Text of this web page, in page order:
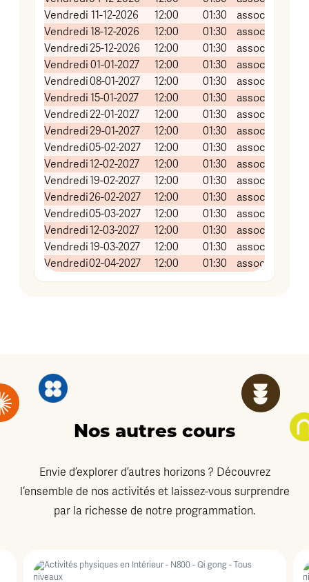
Vendredi 11-12-2026 12:00 01:30
association
Vendredi 18-12-2026 12:00 01:30
association
Vendredi 25-12-2026 12:00 01:30
association
Vendredi 01-01-2027 12:00 01:30
association
Vendredi08-01-2027 12:00 01:30
association
Vendredi 15-01-2027 12:00 01:30
association
Vendredi 22-01-2027 12:00 01:30
association
Vendredi 29-01-2027 12:00 01:30
association
Vendredi05-02-2027 12:00 01:30
association
Vendredi12-02-2027 12:00 01:30
association
Vendredi19-02-2027 12:00 01:30
association
Vendredi26-02-2027 12:00 01:30
association
Vendredi05-03-2027 12:00 01:30
association
Vendredi12-03-2027 12:00 01:30
association
Vendredi19-03-2027 12:00 01:30
association
Vendredi02-04-2027 12:00 01:30 association
Nos autres cours
Envie d’explorer d’autres horizons ? Découvrez
l’ensemble de nos activités et laissez-vous surprendre
par la richesse de notre programmation.